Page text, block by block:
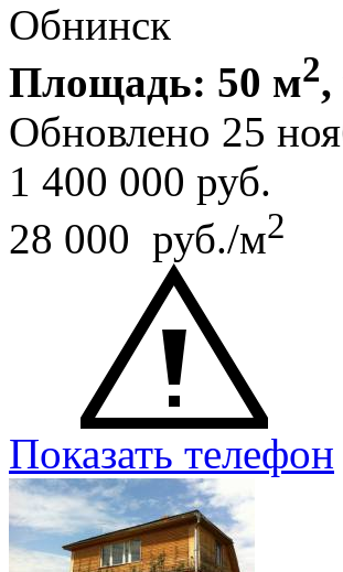
Обнинск
Площадь: 50 м2,
Обновлено 25
1 400 000 руб.
28 000 руб./м2
Показать телефон